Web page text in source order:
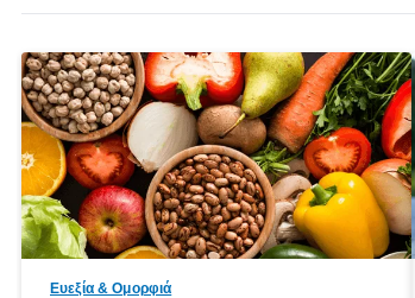
Ευεξία & Ομορφιά